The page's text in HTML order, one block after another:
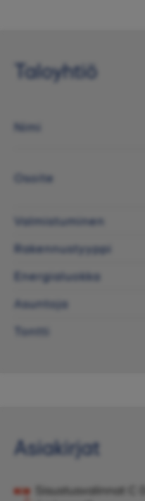
Taloyhtiö
Nimi
Osoite
Valmistuminen
Rakennustyyppi
Energialuokka
Asuntoja
Tontti
Asiakirjat
Sisustusvalinnat C